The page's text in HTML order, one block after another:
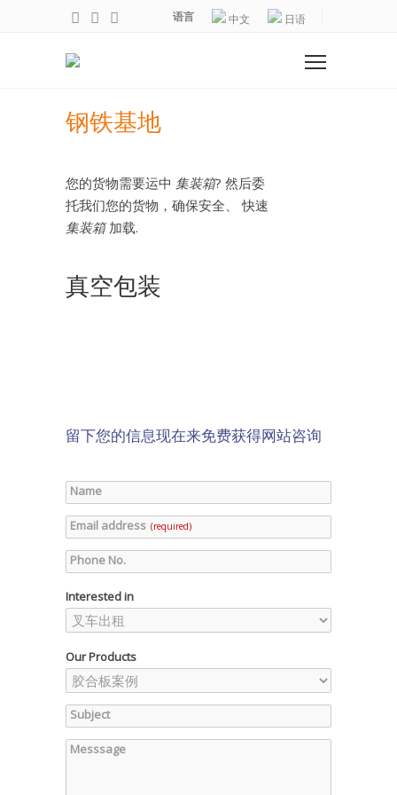
语言 中文 日语
钢铁基地
您的货物需要运中 集装箱? 然后委
托我们您的货物，确保安全、 快速
集装箱加载.
真空包装
留下您的信息现在来免费获得网站咨询
Name
Email address (required)
Phone No.
Interested in
Our Products
Subject
Messsage